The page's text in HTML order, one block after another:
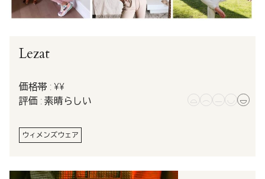
Lezat
価格帯 : ¥¥
評価 : 素晴らしい
ウィメンズウェア